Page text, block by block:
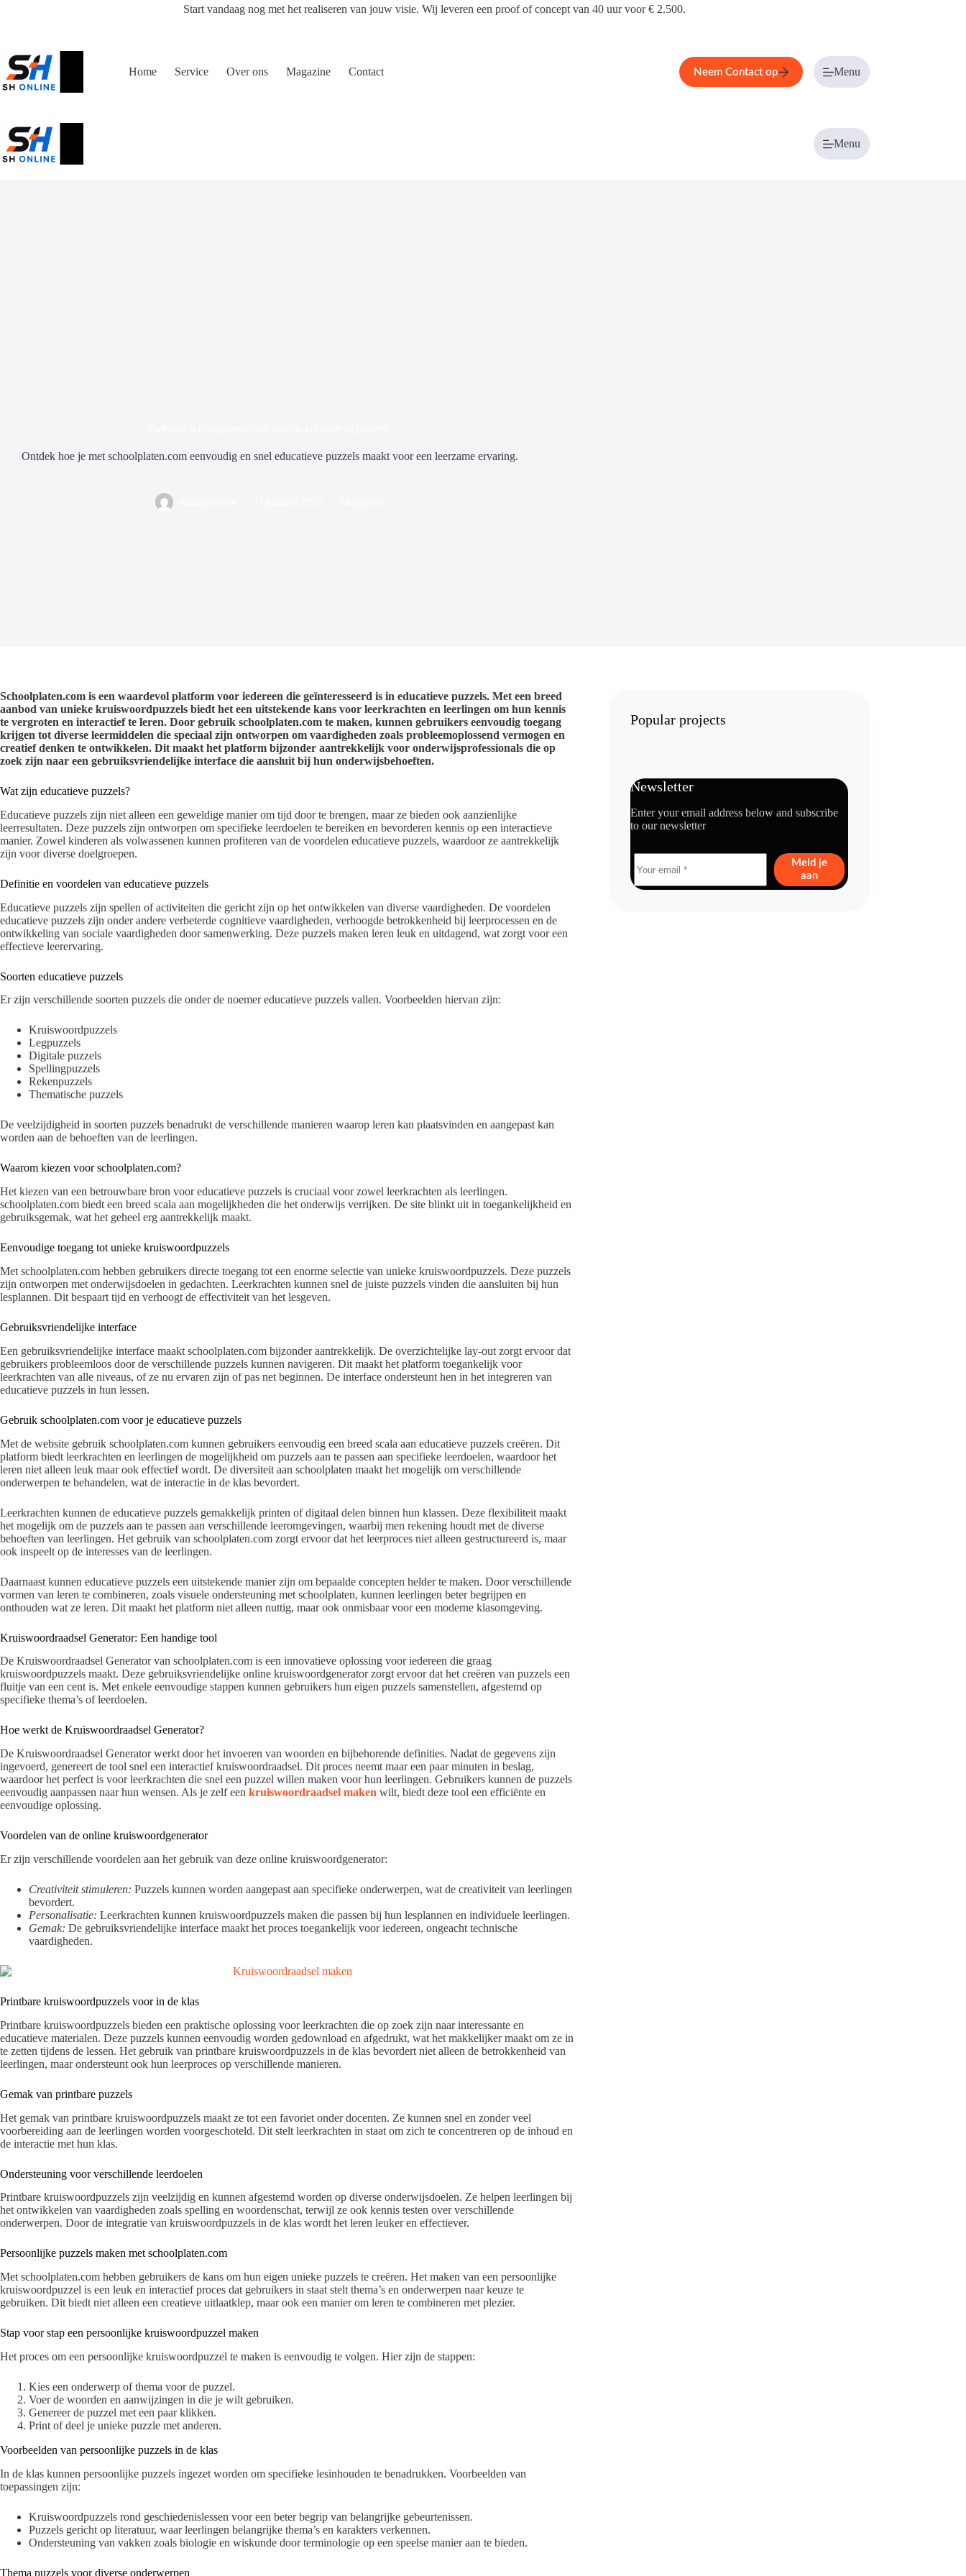
Start vandaag nog met het realiseren van jouw visie. Wij leveren een proof of concept van 40 uur voor € 2.500.
Home Service Over ons Magazine Contact Neem Contact op Menu
Menu
Ontdek hoe je met schoolplaten.com eenvoudig en snel educatieve puzzels maakt voor een leerzame ervaring.
Schoolplaten.com is een waardevol platform voor iedereen die geïnteresseerd is in educatieve puzzels. Met een breed
aanbod van unieke kruiswoordpuzzels biedt het een uitstekende kans voor leerkrachten en leerlingen om hun kennis
te vergroten en interactief te leren. Door gebruik schoolplaten.com te maken, kunnen gebruikers eenvoudig toegang
krijgen tot diverse leermiddelen die speciaal zijn ontworpen om vaardigheden zoals probleemoplossend vermogen en
creatief denken te ontwikkelen. Dit maakt het platform bijzonder aantrekkelijk voor onderwijsprofessionals die op
zoek zijn naar een gebruiksvriendelijke interface die aansluit bij hun onderwijsbehoeften.
Wat zijn educatieve puzzels?
Educatieve puzzels zijn niet alleen een geweldige manier om tijd door te brengen, maar ze bieden ook aanzienlijke
leerresultaten. Deze puzzels zijn ontworpen om specifieke leerdoelen te bereiken en bevorderen kennis op een interactieve
manier. Zowel kinderen als volwassenen kunnen profiteren van de voordelen educatieve puzzels, waardoor ze aantrekkelijk
zijn voor diverse doelgroepen.
Definitie en voordelen van educatieve puzzels
Educatieve puzzels zijn spellen of activiteiten die gericht zijn op het ontwikkelen van diverse vaardigheden. De voordelen
educatieve puzzels zijn onder andere verbeterde cognitieve vaardigheden, verhoogde betrokkenheid bij leerprocessen en de
ontwikkeling van sociale vaardigheden door samenwerking. Deze puzzels maken leren leuk en uitdagend, wat zorgt voor een
effectieve leerervaring.
Soorten educatieve puzzels
Er zijn verschillende soorten puzzels die onder de noemer educatieve puzzels vallen. Voorbeelden hiervan zijn:
Kruiswoordpuzzels
Legpuzzels
Digitale puzzels
Spellingpuzzels
Rekenpuzzels
Thematische puzzels
De veelzijdigheid in soorten puzzels benadrukt de verschillende manieren waarop leren kan plaatsvinden en aangepast kan
worden aan de behoeften van de leerlingen.
Waarom kiezen voor schoolplaten.com?
Het kiezen van een betrouwbare bron voor educatieve puzzels is cruciaal voor zowel leerkrachten als leerlingen.
schoolplaten.com biedt een breed scala aan mogelijkheden die het onderwijs verrijken. De site blinkt uit in toegankelijkheid en
gebruiksgemak, wat het geheel erg aantrekkelijk maakt.
Eenvoudige toegang tot unieke kruiswoordpuzzels
Met schoolplaten.com hebben gebruikers directe toegang tot een enorme selectie van unieke kruiswoordpuzzels. Deze puzzels
zijn ontworpen met onderwijsdoelen in gedachten. Leerkrachten kunnen snel de juiste puzzels vinden die aansluiten bij hun
lesplannen. Dit bespaart tijd en verhoogt de effectiviteit van het lesgeven.
Gebruiksvriendelijke interface
Een gebruiksvriendelijke interface maakt schoolplaten.com bijzonder aantrekkelijk. De overzichtelijke lay-out zorgt ervoor dat
gebruikers probleemloos door de verschillende puzzels kunnen navigeren. Dit maakt het platform toegankelijk voor
leerkrachten van alle niveaus, of ze nu ervaren zijn of pas net beginnen. De interface ondersteunt hen in het integreren van
educatieve puzzels in hun lessen.
Gebruik schoolplaten.com voor je educatieve puzzels
Met de website gebruik schoolplaten.com kunnen gebruikers eenvoudig een breed scala aan educatieve puzzels creëren. Dit
platform biedt leerkrachten en leerlingen de mogelijkheid om puzzels aan te passen aan specifieke leerdoelen, waardoor het
leren niet alleen leuk maar ook effectief wordt. De diversiteit aan schoolplaten maakt het mogelijk om verschillende
onderwerpen te behandelen, wat de interactie in de klas bevordert.
Leerkrachten kunnen de educatieve puzzels gemakkelijk printen of digitaal delen binnen hun klassen. Deze flexibiliteit maakt
het mogelijk om de puzzels aan te passen aan verschillende leeromgevingen, waarbij men rekening houdt met de diverse
behoeften van leerlingen. Het gebruik van schoolplaten.com zorgt ervoor dat het leerproces niet alleen gestructureerd is, maar
ook inspeelt op de interesses van de leerlingen.
Daarnaast kunnen educatieve puzzels een uitstekende manier zijn om bepaalde concepten helder te maken. Door verschillende
vormen van leren te combineren, zoals visuele ondersteuning met schoolplaten, kunnen leerlingen beter begrijpen en
onthouden wat ze leren. Dit maakt het platform niet alleen nuttig, maar ook onmisbaar voor een moderne klasomgeving.
Kruiswoordraadsel Generator: Een handige tool
De Kruiswoordraadsel Generator van schoolplaten.com is een innovatieve oplossing voor iedereen die graag
kruiswoordpuzzels maakt. Deze gebruiksvriendelijke online kruiswoordgenerator zorgt ervoor dat het creëren van puzzels een
fluitje van een cent is. Met enkele eenvoudige stappen kunnen gebruikers hun eigen puzzels samenstellen, afgestemd op
specifieke thema’s of leerdoelen.
Hoe werkt de Kruiswoordraadsel Generator?
De Kruiswoordraadsel Generator werkt door het invoeren van woorden en bijbehorende definities. Nadat de gegevens zijn
ingevoerd, genereert de tool snel een interactief kruiswoordraadsel. Dit proces neemt maar een paar minuten in beslag,
waardoor het perfect is voor leerkrachten die snel een puzzel willen maken voor hun leerlingen. Gebruikers kunnen de puzzels
eenvoudig aanpassen naar hun wensen. Als je zelf een kruiswoordraadsel maken wilt, biedt deze tool een efficiënte en
eenvoudige oplossing.
Voordelen van de online kruiswoordgenerator
Er zijn verschillende voordelen aan het gebruik van deze online kruiswoordgenerator:
Creativiteit stimuleren: Puzzels kunnen worden aangepast aan specifieke onderwerpen, wat de creativiteit van leerlingen
bevordert.
Personalisatie: Leerkrachten kunnen kruiswoordpuzzels maken die passen bij hun lesplannen en individuele leerlingen.
Gemak: De gebruiksvriendelijke interface maakt het proces toegankelijk voor iedereen, ongeacht technische
vaardigheden.
Printbare kruiswoordpuzzels voor in de klas
Printbare kruiswoordpuzzels bieden een praktische oplossing voor leerkrachten die op zoek zijn naar interessante en
educatieve materialen. Deze puzzels kunnen eenvoudig worden gedownload en afgedrukt, wat het makkelijker maakt om ze in
te zetten tijdens de lessen. Het gebruik van printbare kruiswoordpuzzels in de klas bevordert niet alleen de betrokkenheid van
leerlingen, maar ondersteunt ook hun leerproces op verschillende manieren.
Gemak van printbare puzzels
Het gemak van printbare kruiswoordpuzzels maakt ze tot een favoriet onder docenten. Ze kunnen snel en zonder veel
voorbereiding aan de leerlingen worden voorgeschoteld. Dit stelt leerkrachten in staat om zich te concentreren op de inhoud en
de interactie met hun klas.
Ondersteuning voor verschillende leerdoelen
Printbare kruiswoordpuzzels zijn veelzijdig en kunnen afgestemd worden op diverse onderwijsdoelen. Ze helpen leerlingen bij
het ontwikkelen van vaardigheden zoals spelling en woordenschat, terwijl ze ook kennis testen over verschillende
onderwerpen. Door de integratie van kruiswoordpuzzels in de klas wordt het leren leuker en effectiever.
Persoonlijke puzzels maken met schoolplaten.com
Met schoolplaten.com hebben gebruikers de kans om hun eigen unieke puzzels te creëren. Het maken van een persoonlijke
kruiswoordpuzzel is een leuk en interactief proces dat gebruikers in staat stelt thema’s en onderwerpen naar keuze te
gebruiken. Dit biedt niet alleen een creatieve uitlaatklep, maar ook een manier om leren te combineren met plezier.
Stap voor stap een persoonlijke kruiswoordpuzzel maken
Het proces om een persoonlijke kruiswoordpuzzel te maken is eenvoudig te volgen. Hier zijn de stappen:
Kies een onderwerp of thema voor de puzzel.
Voer de woorden en aanwijzingen in die je wilt gebruiken.
Genereer de puzzel met een paar klikken.
Print of deel je unieke puzzle met anderen.
Voorbeelden van persoonlijke puzzels in de klas
In de klas kunnen persoonlijke puzzels ingezet worden om specifieke lesinhouden te benadrukken. Voorbeelden van
toepassingen zijn:
Kruiswoordpuzzels rond geschiedenislessen voor een beter begrip van belangrijke gebeurtenissen.
Puzzels gericht op literatuur, waar leerlingen belangrijke thema’s en karakters verkennen.
Ondersteuning van vakken zoals biologie en wiskunde door terminologie op een speelse manier aan te bieden.
Thema puzzels voor diverse onderwerpen
Popular projects
Newsletter
Enter your email address below and subscribe
to our newsletter
Meld je
aan